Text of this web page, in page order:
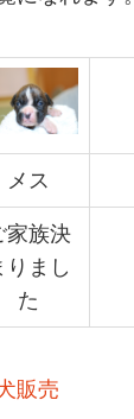
メス
家族決
りまし
た
販売